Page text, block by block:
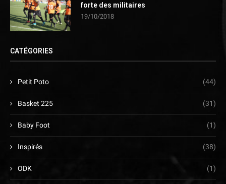
forte des militaires
19/10/2018
CATÉGORIES
Petit Poto (44)
Basket 225 (31)
Baby Foot (1)
Inspirés (38)
ODK (1)